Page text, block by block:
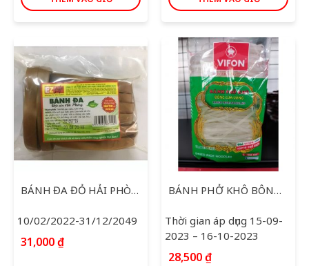
BÁNH ĐA ĐỎ HẢI PHÒNG 500G
10/02/2022-31/12/2049
31,000₫
BÁNH PHỞ KHÔ BÔNG LÚA VÀNG 400G
Thời gian áp dụng 15-09-
2023 – 16-10-2023
28,500₫